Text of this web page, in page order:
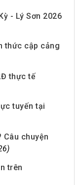
- Lý Sơn 2026
thức cập cảng
thực tế
tuyến tại
Câu chuyện
trên